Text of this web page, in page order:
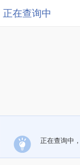
正在查询中
正在查询中